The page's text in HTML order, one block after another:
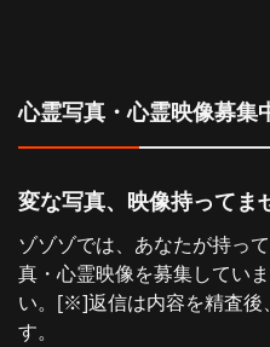
ョ
ン
心霊写真・心霊映像募集
変な写真、映像持ってま
ゾゾゾでは、あなたが持っ
真・心霊映像を募集してい
い。[※]返信は内容を精査後
す。